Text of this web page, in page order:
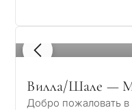
1 / 8
Вилла/Шале —
Добро пожаловать